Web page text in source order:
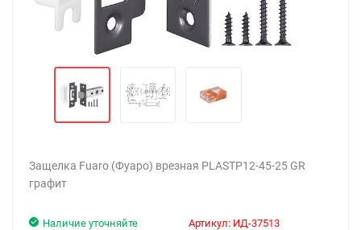
Защелка Fuaro (Фуаро) врезная PLASTP12-45-25 GR
графит
Артикул: ИД-37513
Наличие уточняйте